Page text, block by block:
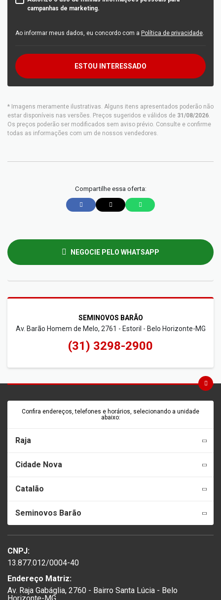
campanhas de marketing.
Ao informar meus dados, eu concordo com a Política de privacidade.
ESTOU INTERESSADO
* Imagens meramente ilustrativas. Alguns itens apresentados poderão não
estar disponíveis nas versões. Preços sugeridos e válidos de 31/08/2026.
Os preços poderão ser modificados sem aviso prévio. Consulte e confirme
todas as informações com um de nossos vendedores.
Compartilhe essa oferta:
NEGOCIE PELO WHATSAPP
SEMINOVOS BARÃO
Av. Barão Homem de Melo, 2761 - Estoril - Belo Horizonte-MG
(31) 3298-2900
Confira endereços, telefones e horários, selecionando a unidade
abaixo:
Raja
Cidade Nova
Catalão
Seminovos Barão
CNPJ:
13.877.012/0004-40
Endereço Matriz:
Av. Raja Gabáglia, 2760 - Bairro Santa Lúcia - Belo